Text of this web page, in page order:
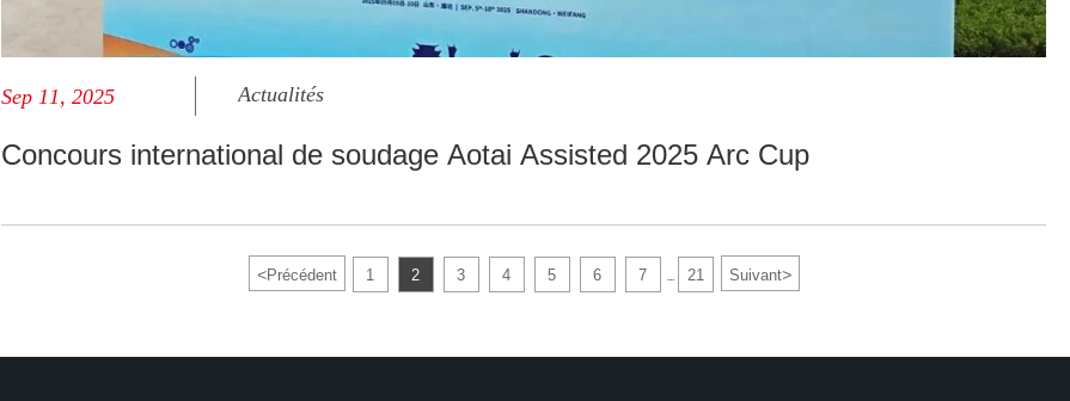
Sep 11, 2025 Actualités
Concours international de soudage Aotai Assisted 2025 Arc Cup
<Précédent 1 2 3 4 5 6 7 ... 21 Suivant>